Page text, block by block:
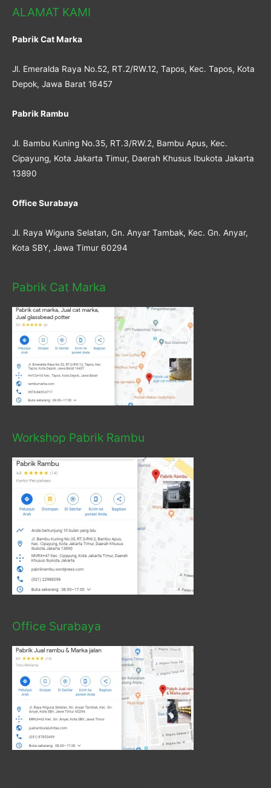
ALAMAT KAMI
Pabrik Cat Marka
Jl. Emeralda Raya No.52, RT.2/RW.12, Tapos, Kec. Tapos, Kota
Depok, Jawa Barat 16457
Pabrik Rambu
Jl. Bambu Kuning No.35, RT.3/RW.2, Bambu Apus, Kec.
Cipayung, Kota Jakarta Timur, Daerah Khusus Ibukota Jakarta
13890
Office Surabaya
Jl. Raya Wiguna Selatan, Gn. Anyar Tambak, Kec. Gn. Anyar,
Kota SBY, Jawa Timur 60294
Pabrik Cat Marka
Workshop Pabrik Rambu
Office Surabaya